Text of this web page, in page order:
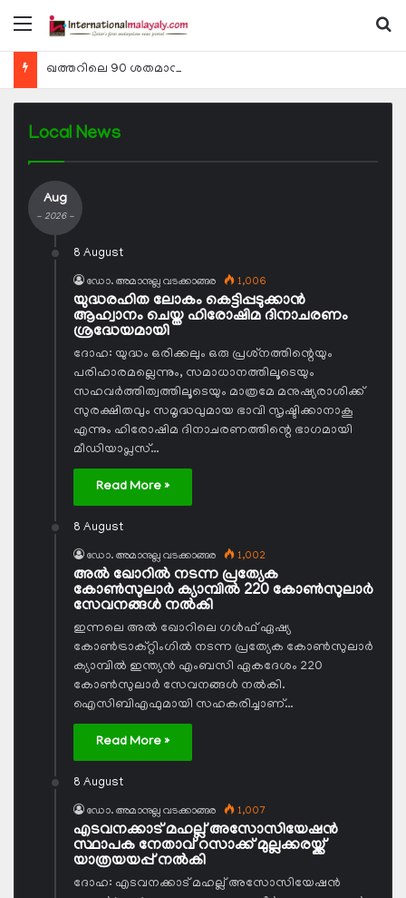
Menu
Local News
Aug
- 2026 -
8 August
ഡോ. അമാനുല്ല വടക്കാങ്ങര 1,006
യുദ്ധരഹിത ലോകം കെട്ടിപ്പടുക്കാന്‍
ആഹ്വാനം ചെയ്ത ഹിരോഷിമ ദിനാചരണം
ശ്രദ്ധേയമായി
ദോഹ: യുദ്ധം ഒരിക്കലും ഒരു പ്രശ്‌നത്തിന്റെയും
പരിഹാരമല്ലെന്നും, സമാധാനത്തിലൂടെയും
സഹവര്‍ത്തിത്വത്തിലൂടെയും മാത്രമേ മനുഷ്യരാശിക്ക്
സുരക്ഷിതവും സമൃദ്ധവുമായ ഭാവി സൃഷ്ടിക്കാനാകൂ
എന്നും ഹിരോഷിമ ദിനാചരണത്തിന്റെ ഭാഗമായി
മീഡിയാപ്ലസ്…
Read More »
8 August
ഡോ. അമാനുല്ല വടക്കാങ്ങര 1,002
അല്‍ ഖോറില്‍ നടന്ന പ്രത്യേക
കോണ്‍സുലാര്‍ ക്യാമ്പില്‍ 220 കോണ്‍സുലാര്‍
സേവനങ്ങള്‍ നല്‍കി
ഇന്നലെ അല്‍ ഖോറിലെ ഗള്‍ഫ് ഏഷ്യ
കോണ്‍ട്രാക്റ്റിംഗില്‍ നടന്ന പ്രത്യേക കോണ്‍സുലാര്‍
ക്യാമ്പില്‍ ഇന്ത്യന്‍ എംബസി ഏകദേശം 220
കോണ്‍സുലാര്‍ സേവനങ്ങള്‍ നല്‍കി.
ഐസിബിഎഫുമായി സഹകരിച്ചാണ്…
Read More »
8 August
ഡോ. അമാനുല്ല വടക്കാങ്ങര 1,007
എടവനക്കാട് മഹല്ല് അസോസിയേഷന്‍
സ്ഥാപക നേതാവ് റസാക്ക് മുല്ലക്കരയ്ക്ക്
യാത്രയയപ്പ് നല്‍കി
ദോഹ: എടവനക്കാട് മഹല്ല് അസോസിയേഷന്‍